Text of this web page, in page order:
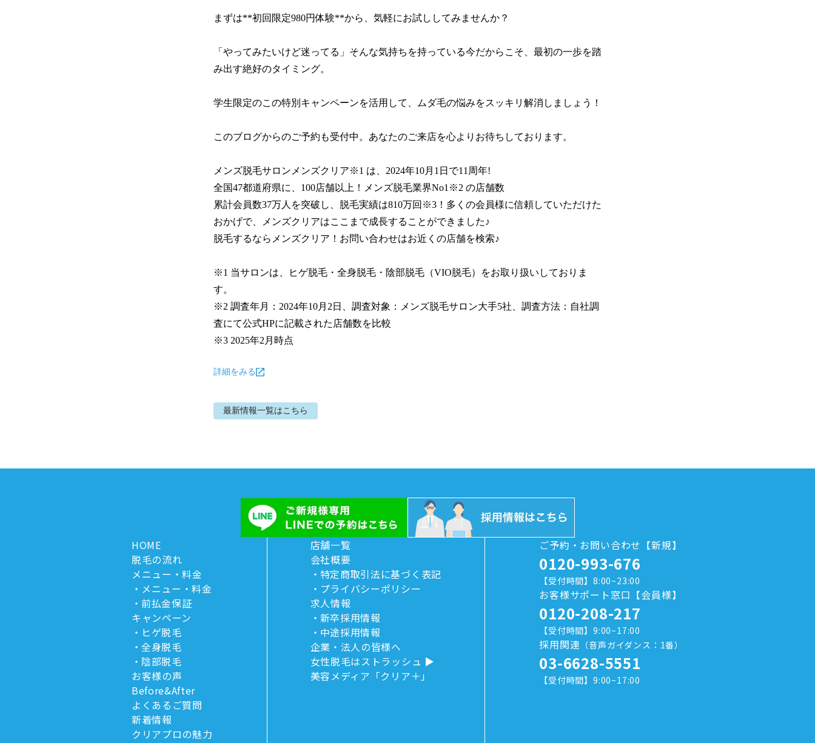
まずは**初回限定980円体験**から、気軽にお試ししてみませんか？
「やってみたいけど迷ってる」そんな気持ちを持っている今だからこそ、最初の一歩を踏
み出す絶好のタイミング。
学生限定のこの特別キャンペーンを活用して、ムダ毛の悩みをスッキリ解消しましょう！
このブログからのご予約も受付中。あなたのご来店を心よりお待ちしております。
メンズ脱毛サロンメンズクリア※1 は、2024年10月1日で11周年!
全国47都道府県に、100店舗以上！メンズ脱毛業界No1※2 の店舗数
累計会員数37万人を突破し、脱毛実績は810万回※3！多くの会員様に信頼していただけた
おかげで、メンズクリアはここまで成長することができました♪
脱毛するならメンズクリア！お問い合わせはお近くの店舗を検索♪
※1 当サロンは、ヒゲ脱毛・全身脱毛・陰部脱毛（VIO脱毛）をお取り扱いしておりま
す。
※2 調査年月：2024年10月2日、調査対象：メンズ脱毛サロン大手5社、調査方法：自社調
査にて公式HPに記載された店舗数を比較
※3 2025年2月時点
詳細をみる
最新情報一覧はこちら
HOME
脱毛の流れ
メニュー・料金
メニュー・料金
前払金保証
キャンペーン
ヒゲ脱毛
全身脱毛
陰部脱毛
お客様の声
Before&After
よくあるご質問
新着情報
クリアプロの魅力
店舗一覧
会社概要
特定商取引法に基づく表記
プライバシーポリシー
求人情報
新卒採用情報
中途採用情報
企業・法人の皆様へ
女性脱毛はストラッシュ
美容メディア「クリア＋」
ご予約・お問い合わせ【新規】
0120-993-676
【受付時間】8:00~23:00
お客様サポート窓口【会員様】
0120-208-217
【受付時間】9:00~17:00
採用関連 （音声ガイダンス：1番）
03-6628-5551
【受付時間】9:00~17:00